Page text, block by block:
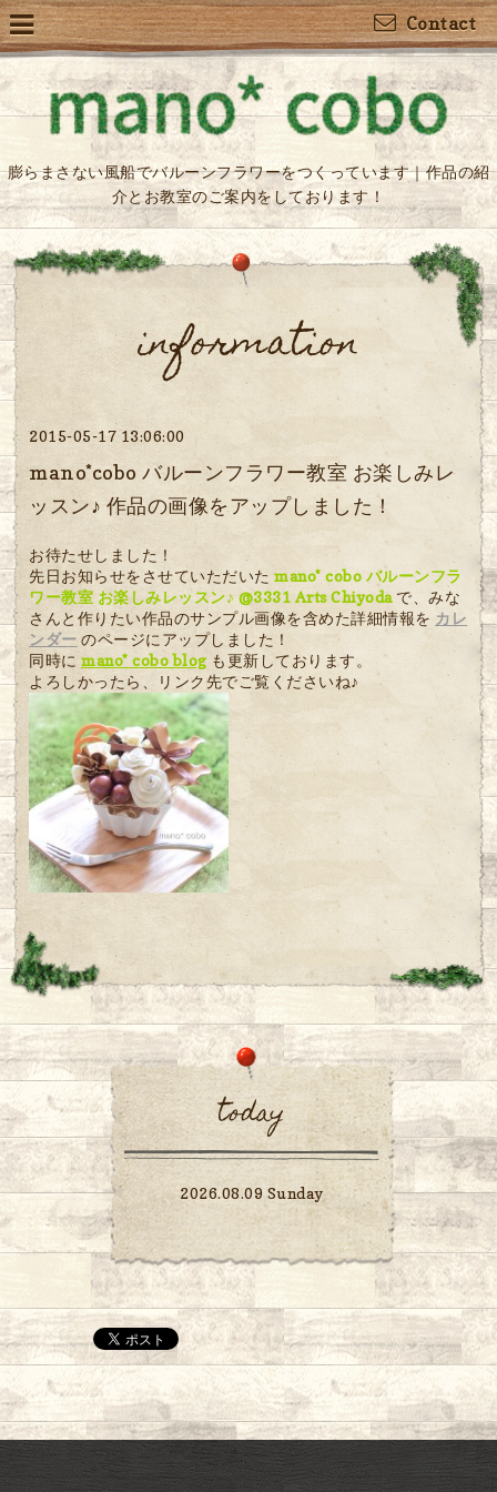
Contact
膨らまさない風船でバルーンフラワーをつくっています｜作品の紹
介とお教室のご案内をしております！
information
2015-05-17 13:06:00
mano*cobo バルーンフラワー教室 お楽しみレ
ッスン♪ 作品の画像をアップしました！
お待たせしました！
先日お知らせをさせていただいたmano* cobo バルーンフラ
ワー教室 お楽しみレッスン♪ @3331 Arts Chiyodaで、みな
さんと作りたい作品のサンプル画像を含めた詳細情報を カレ
ンダー のページにアップしました！
同時にmano* cobo blogも更新しております。
よろしかったら、リンク先でご覧くださいね♪
today
2026.08.09 Sunday